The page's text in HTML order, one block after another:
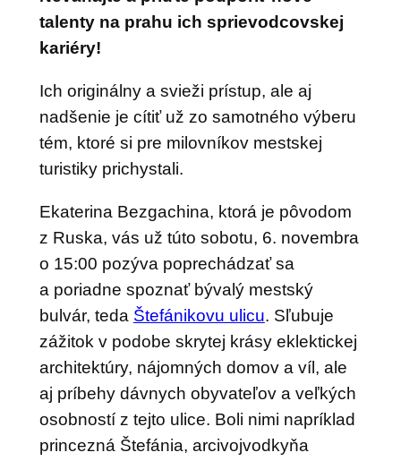
talenty na prahu ich sprievodcovskej
kariéry!
Ich originálny a svieži prístup, ale aj
nadšenie je cítiť už zo samotného výberu
tém, ktoré si pre milovníkov mestskej
turistiky prichystali.
Ekaterina Bezgachina, ktorá je pôvodom
z Ruska, vás už túto sobotu, 6. novembra
o 15:00 pozýva poprechádzať sa
a poriadne spoznať bývalý mestský
bulvár, teda Štefánikovu ulicu. Sľubuje
zážitok v podobe skrytej krásy eklektickej
architektúry, nájomných domov a víl, ale
aj príbehy dávnych obyvateľov a veľkých
osobností z tejto ulice. Boli nimi napríklad
princezná Štefánia, arcivojvodkyňa